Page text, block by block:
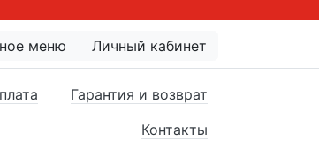
меню Личный кабинет
Гарантия и возврат
Контакты